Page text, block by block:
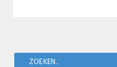
ZOEKEN..